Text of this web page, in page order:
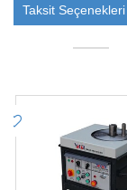
Taksit Seçenekleri